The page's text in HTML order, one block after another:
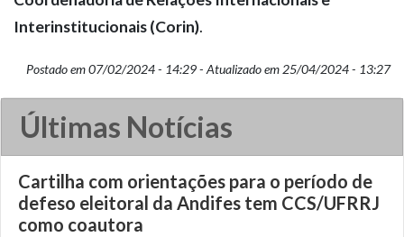
Interinstitucionais (Corin).
Postado em 07/02/2024 - 14:29 - Atualizado em 25/04/2024 - 13:27
Últimas Notícias
Cartilha com orientações para o período de
defeso eleitoral da Andifes tem CCS/UFRRJ
como coautora